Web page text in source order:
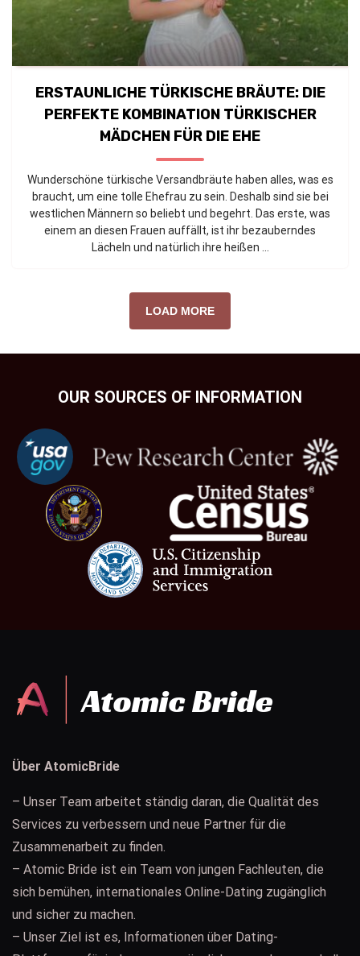
ERSTAUNLICHE TÜRKISCHE BRÄUTE: DIE
PERFEKTE KOMBINATION TÜRKISCHER
MÄDCHEN FÜR DIE EHE
Wunderschöne türkische Versandbräute haben alles, was es
braucht, um eine tolle Ehefrau zu sein. Deshalb sind sie bei
westlichen Männern so beliebt und begehrt. Das erste, was
einem an diesen Frauen auffällt, ist ihr bezauberndes
Lächeln und natürlich ihre heißen ...
LOAD MORE
OUR SOURCES OF INFORMATION
Über AtomicBride
– Unser Team arbeitet ständig daran, die Qualität des
Services zu verbessern und neue Partner für die
Zusammenarbeit zu finden.
– Atomic Bride ist ein Team von jungen Fachleuten, die
sich bemühen, internationales Online-Dating zugänglich
und sicher zu machen.
– Unser Ziel ist es, Informationen über Dating-